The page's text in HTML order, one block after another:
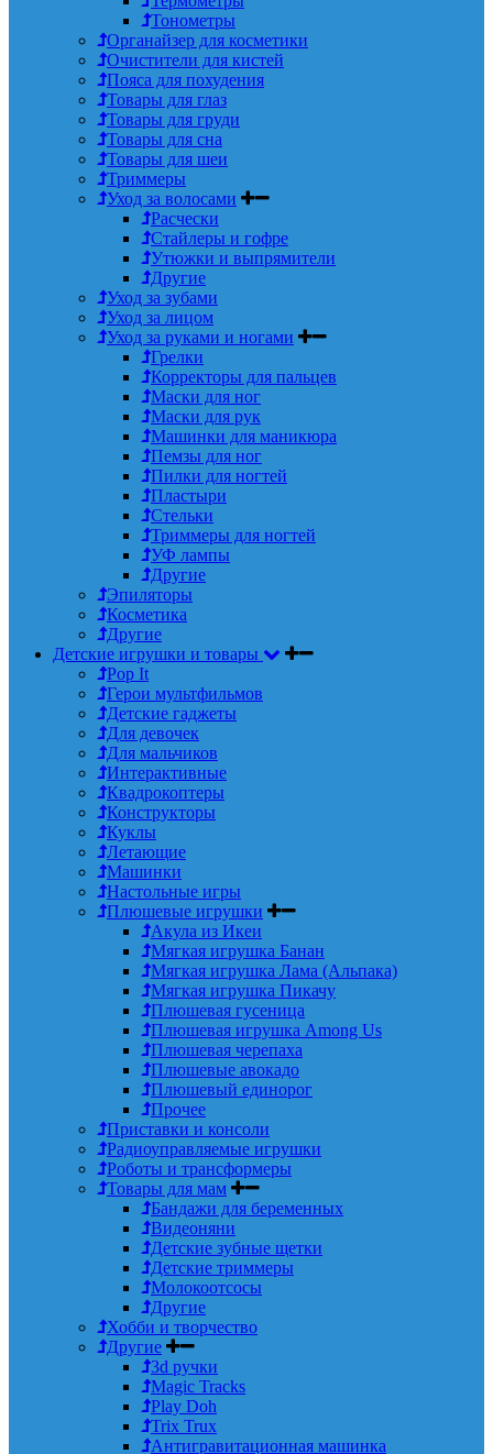
Тонометры
Органайзер для косметики
Очистители для кистей
Пояса для похудения
Товары для глаз
Товары для груди
Товары для сна
Товары для шеи
Триммеры
Уход за волосами
Расчески
Стайлеры и гофре
Утюжки и выпрямители
Другие
Уход за зубами
Уход за лицом
Уход за руками и ногами
Грелки
Корректоры для пальцев
Маски для ног
Маски для рук
Машинки для маникюра
Пемзы для ног
Пилки для ногтей
Пластыри
Стельки
Триммеры для ногтей
УФ лампы
Другие
Эпиляторы
Косметика
Другие
Детские игрушки и товары
Pop It
Герои мультфильмов
Детские гаджеты
Для девочек
Для мальчиков
Интерактивные
Квадрокоптеры
Конструкторы
Куклы
Летающие
Машинки
Настольные игры
Плюшевые игрушки
Акула из Икеи
Мягкая игрушка Банан
Мягкая игрушка Лама (Альпака)
Мягкая игрушка Пикачу
Плюшевая гусеница
Плюшевая игрушка Among Us
Плюшевая черепаха
Плюшевые авокадо
Плюшевый единорог
Прочее
Приставки и консоли
Радиоуправляемые игрушки
Роботы и трансформеры
Товары для мам
Бандажи для беременных
Видеоняни
Детские зубные щетки
Детские триммеры
Молокоотсосы
Другие
Хобби и творчество
Другие
3d ручки
Magic Tracks
Play Doh
Trix Trux
Антигравитационная машинка